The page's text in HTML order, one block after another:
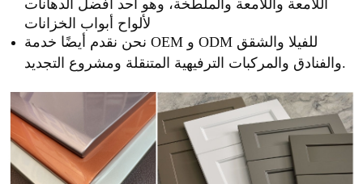
اللامعة واللامعة والملطخة، وهو أحد أفضل الدهانات
لألواح أبواب الخزانات
نحن نقدم أيضًا خدمة OEM و ODM للفيلا والشقق